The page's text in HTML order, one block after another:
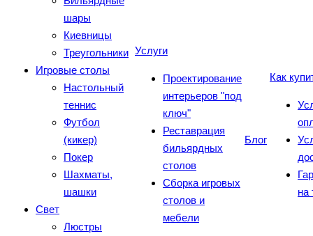
шары
Киевницы
Треугольники
Игровые столы
Настольный
теннис
Футбол
(кикер)
Покер
Шахматы,
шашки
Свет
Люстры
Услуги
Проектирование
интерьеров "под
ключ"
Реставрация
бильярдных
столов
Сборка игровых
столов и
мебели
Блог
Как
на